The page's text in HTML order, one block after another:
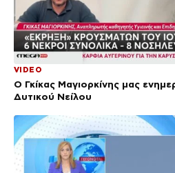
VIDEO
Ο Γκίκας Μαγιορκίνης μας
Δυτικού Νείλου